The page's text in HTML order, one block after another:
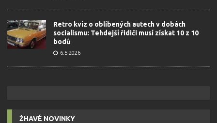
Retro kvíz o oblíbených autech v dobách
socialismu: Tehdejší řidiči musí získat 10 z 10
bodů
6.5.2026
ŽHAVÉ NOVINKY